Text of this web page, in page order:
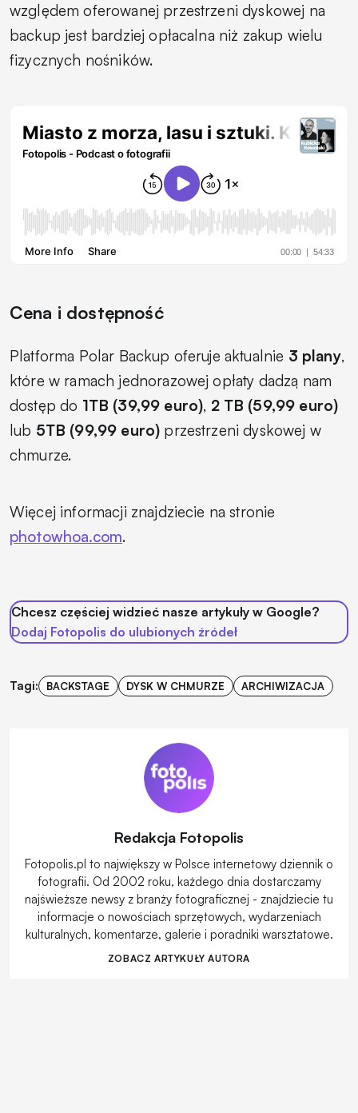
względem oferowanej przestrzeni dyskowej na
backup jest bardziej opłacalna niż zakup wielu
fizycznych nośników.
Cena i dostępność
Platforma Polar Backup oferuje aktualnie 3 plany,
które w ramach jednorazowej opłaty dadzą nam
dostęp do 1TB (39,99 euro), 2 TB (59,99 euro)
lub 5TB (99,99 euro) przestrzeni dyskowej w
chmurze.
Więcej informacji znajdziecie na stronie
photowhoa.com.
Chcesz częściej widzieć nasze artykuły w Google?
Dodaj Fotopolis do ulubionych źródeł
Tagi: BACKSTAGE DYSK W CHMURZE ARCHIWIZACJA
Redakcja Fotopolis
Fotopolis.pl to największy w Polsce internetowy dziennik o
fotografii. Od 2002 roku, każdego dnia dostarczamy
najświeższe newsy z branży fotograficznej - znajdziecie tu
informacje o nowościach sprzętowych, wydarzeniach
kulturalnych, komentarze, galerie i poradniki warsztatowe.
ZOBACZ ARTYKUŁY AUTORA